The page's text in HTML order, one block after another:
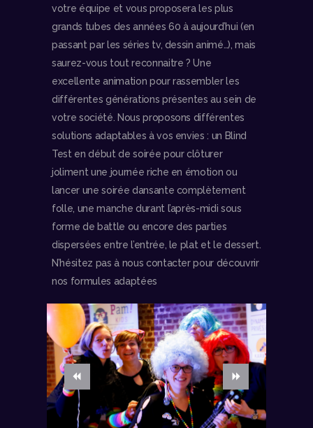
votre équipe et vous proposera les plus
grands tubes des années 60 à aujourd’hui (en
passant par les séries tv, dessin animé…), mais
saurez-vous tout reconnaitre ? Une
excellente animation pour rassembler les
différentes générations présentes au sein de
votre société. Nous proposons différentes
solutions adaptables à vos envies : un Blind
Test en début de soirée pour clôturer
joliment une journée riche en émotion ou
lancer une soirée dansante complètement
folle, une manche durant l’après-midi sous
forme de battle ou encore des parties
dispersées entre l’entrée, le plat et le dessert.
N’hésitez pas à nous contacter pour découvrir
nos formules adaptées